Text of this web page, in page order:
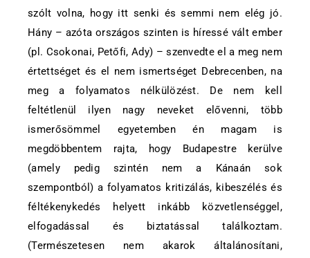
szólt volna, hogy itt senki és semmi nem elég jó.
Hány – azóta országos szinten is híressé vált ember
(pl. Csokonai, Petőfi, Ady) – szenvedte el a meg nem
értettséget és el nem ismertséget Debrecenben, na
meg a folyamatos nélkülözést. De nem kell
feltétlenül ilyen nagy neveket elővenni, több
ismerősömmel egyetemben én magam is
megdöbbentem rajta, hogy Budapestre kerülve
(amely pedig szintén nem a Kánaán sok
szempontból) a folyamatos kritizálás, kibeszélés és
féltékenykedés helyett inkább közvetlenséggel,
elfogadással és biztatással találkoztam.
(Természetesen nem akarok általánosítani,